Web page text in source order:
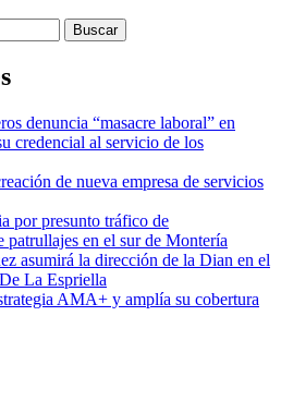
denuncia “masacre laboral” en
credencial al servicio de los
de nueva empresa de servicios
por presunto tráfico de
patrullajes en el sur de Montería
asumirá la dirección de la Dian en el
La Espriella
AMA+ y amplía su cobertura